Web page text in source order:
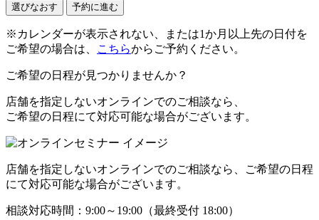
選びなおす 予約に進む
※カレンダーが表示されない、または1か月以上先の日付を
ご希望の場合は、
こちらからご予約ください。
ご希望の日程が見つかりませんか？
店舗を指定しないオンラインでのご相談なら、
ご希望の日程にて対応可能な場合がございます。
店舗を指定しないオンラインでのご相談なら、ご希望の日程
にて対応可能な場合がございます。
相談対応時間： 9:00～ 19:00 （最終受付 18:00）